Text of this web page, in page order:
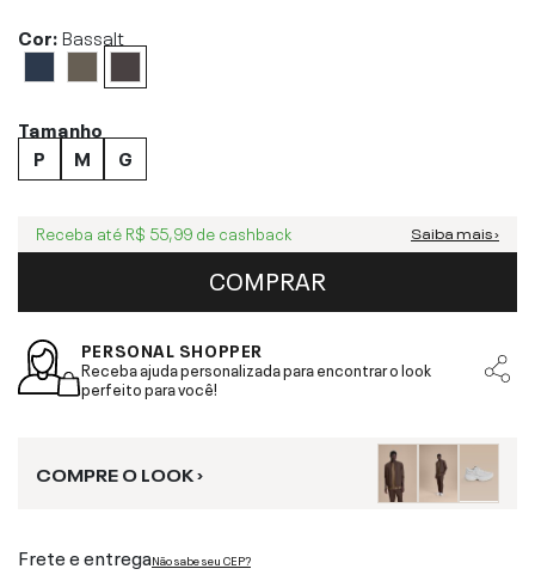
Cor:Bassalt
Tamanho
P
M G
Receba até R$ 55,99 de cashback Saiba mais ›
COMPRAR
PERSONAL SHOPPER
Receba ajuda personalizada para encontrar o look
perfeito para você!
COMPRE O LOOK ›
Frete e entregaNão sabe seu CEP?